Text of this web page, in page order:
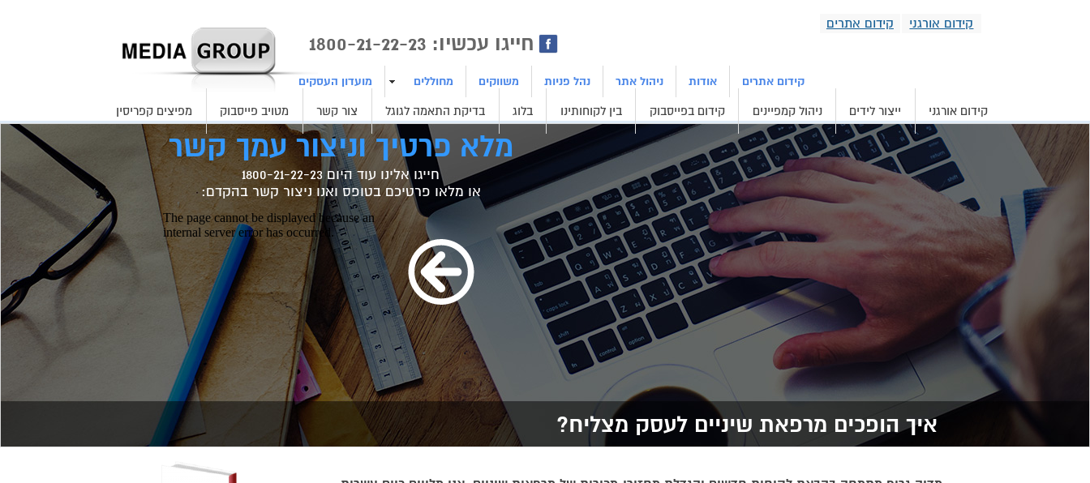
חייגו עכשיו: 1800-21-22-23
קידום אורגני קידום אתרים
קידום אורגני ייצור לידים ניהול קמפיינים קידום בפייסבוק בין לקוחותינו בלוג בדיקת התאמה לגוגל צור קשר מטויב פייסבוק מפיצים קפריסין
קידום אתרים אודות ניהול אתר נהל פניות משווקים מחוללים מועדון העסקים
איך הופכים מרפאת שיניים לעסק מצליח?
מלא פרטיך וניצור עמך קשר
חייגו אלינו עוד היום 1800-21-22-23
או מלאו פרטיכם בטופס ואנו ניצור קשר בהקדם: